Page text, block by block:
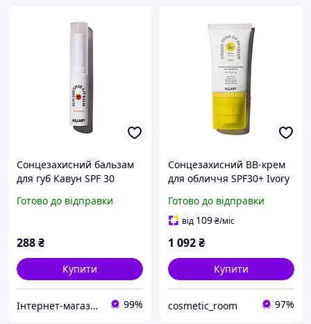
Сонцезахисний бальзам
для губ Кавун SPF 30
Balm Watermelon SPF 30,
Готово до відправки
288₴
Купити
Інтернет-магазин FlashBuy 99%
Сонцезахисний BB-крем
для обличчя SPF30+ Ivory
BB-Cream All Day Protect
SPF30+, 40 мл
Готово до відправки
від 109₴/міс
1 092₴
Купити
cosmetic_room 97%